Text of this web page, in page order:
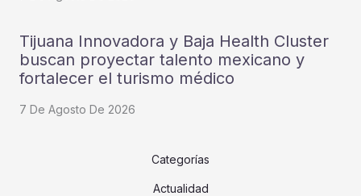
Tijuana Innovadora y Baja Health Cluster
buscan proyectar talento mexicano y
fortalecer el turismo médico
7 De Agosto De 2026
Categorías
Actualidad